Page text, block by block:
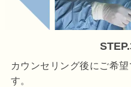
カウンセリング後にご希
す。